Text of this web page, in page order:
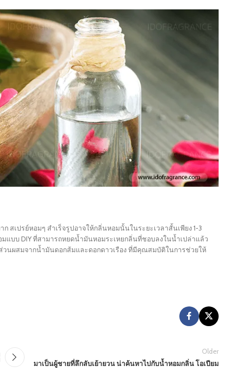
สเปรย์หอมๆ สำเร็จรูปอาจให้กลิ่นหอมนั้นในระยะเวลาสั้นเพียง 1-3
แบบ DIY ที่สามารถหยดน้ำมันหอมระเหยกลิ่นที่ชอบลงในน้ำเปล่าแล้ว
นผสมจากน้ำมันดอกส้มและดอกดาวเรือง ที่มีคุณสมบัติในการช่วยให้
Older
มาเป็นผู้ชายที่ลึกลับเย้ายวน น่าค้นหาไปกับน้ำหอมกลิ่น โอเปียม